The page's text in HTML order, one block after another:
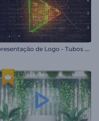
A
presentação de Logo - Tubos Neon